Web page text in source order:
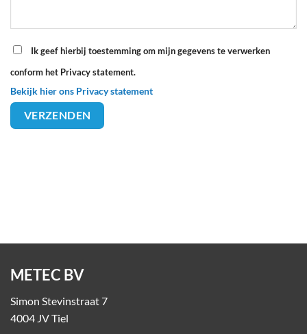
Ik geef hierbij toestemming om mijn gegevens te verwerken
conform het Privacy statement.
Bekijk hier ons Privacy statement
METEC BV
Simon Stevinstraat 7
4004 JV Tiel